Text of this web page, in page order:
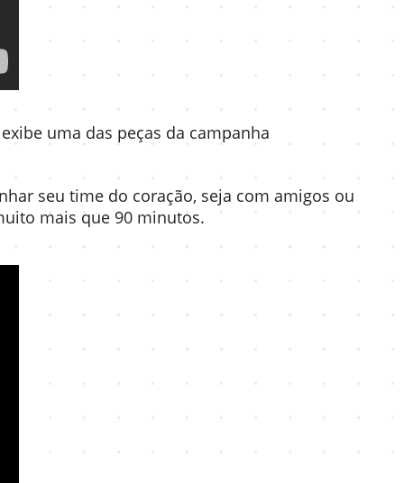
uma das peças da campanha
seu time do coração, seja com amigos ou
mais que 90 minutos.